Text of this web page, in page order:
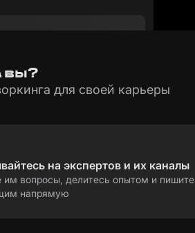
вы?
для своей карьеры
на экспертов и их каналы
им вопросы, делитесь опытом и пишите
напрямую